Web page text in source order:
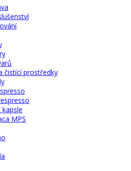
čistící prostředky
kapsle
MPS